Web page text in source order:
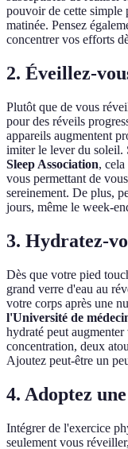
pouvoir de cette simple
matinée. Pensez
concentrer vos efforts
2. Éveillez-
Plutôt que de vous
pour des réveils
appareils augmentent
imiter le lever du soleil.
Sleep Association,
vous permettant de
sereinement. De plus,
jours, même le week-
3. Hydratez-
Dès que votre pied
grand verre d'eau au
votre corps après une
l'Université de
hydraté peut
concentration, deux
Ajoutez peut-être un
4. Adoptez
Intégrer de l'exercice
seulement vous